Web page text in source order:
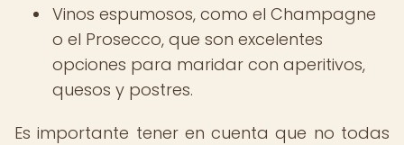
Vinos espumosos, como el Champagne
o el Prosecco, que son excelentes
opciones para maridar con aperitivos,
quesos y postres.
Es importante tener en cuenta que no todas